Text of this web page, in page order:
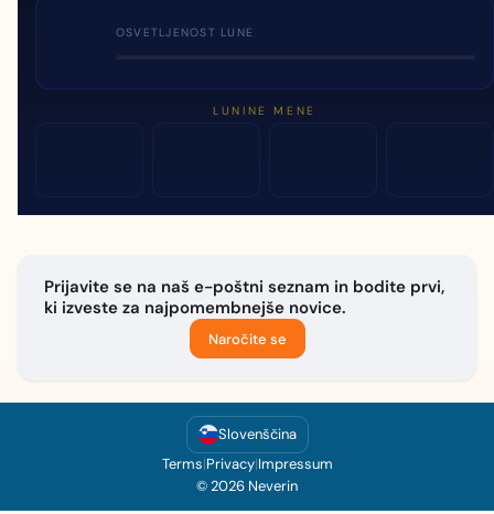
OSVETLJENOST LUNE
LUNINE MENE
Prijavite se na naš e-poštni seznam in bodite prvi,
ki izveste za najpomembnejše novice.
Naročite se
Slovenščina
Terms|Privacy|Impressum
© 2026 Neverin